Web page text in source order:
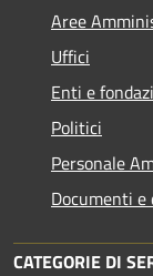
Aree
Uffici
Enti e
Politici
Personale
Documenti e
CATEGORIE DI